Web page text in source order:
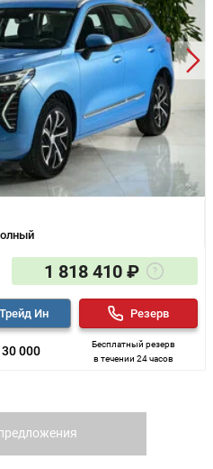
1 818 410 ₽
30 000
Трейд Ин
Бесплатный резерв
в течении 24 часов
Резерв